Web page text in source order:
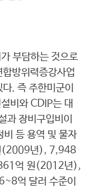
부담하는 것으로
방위력증강사업
. 즉 주한미군이
비와 CDIP는 대
과 장비구입비이
비 등 용역 및 물자
(2009년), 7,948
억 원(2012년),
억 달러 수준이